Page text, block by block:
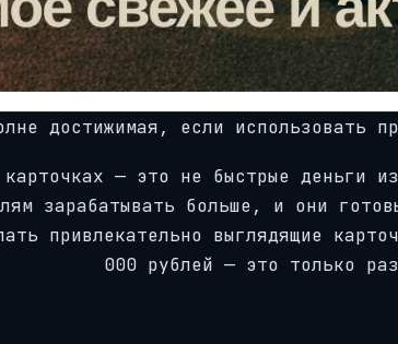
достижимая, если использовать
— это не быстрые деньги
зарабатывать больше, и они
привлекательно выглядящие
000 рублей — это только